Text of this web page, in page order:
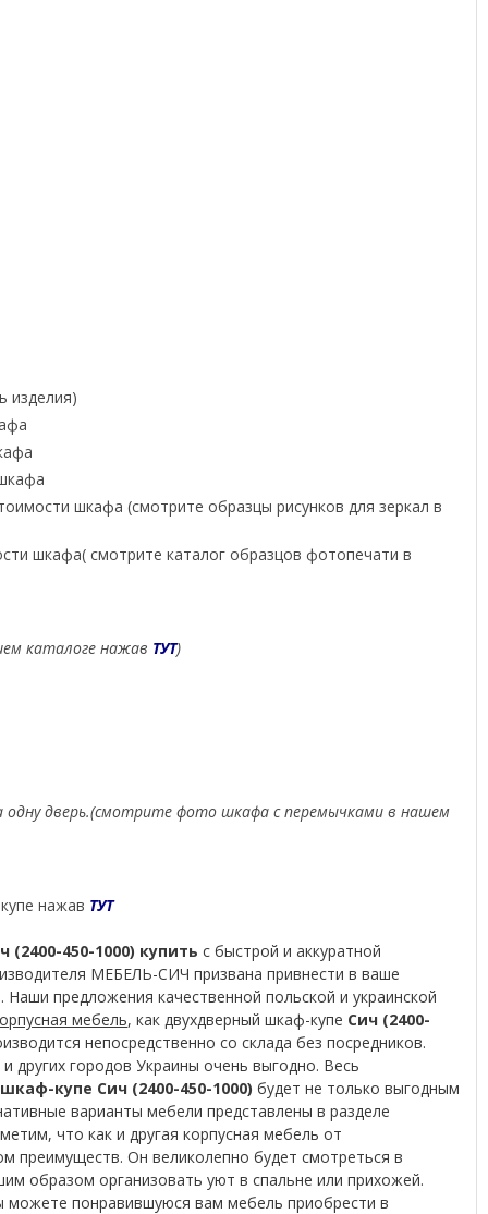
изделия)
шкафа (смотрите образцы рисунков для зеркал в
шкафа( смотрите каталог образцов фотопечати в
каталоге нажав ТУТ)
одну дверь.(смотрите фото шкафа с перемычками в нашем
нажав ТУТ
450-1000) купить с быстрой и аккуратной
МЕБЕЛЬ-СИЧ призвана привнести в ваше
предложения качественной польской и украинской
мебель, как двухдверный шкаф-купе Сич (2400-
непосредственно со склада без посредников.
других городов Украины очень выгодно. Весь
купе Сич (2400-450-1000) будет не только выгодным
варианты мебели представлены в разделе
что как и другая корпусная мебель от
преимуществ. Он великолепно будет смотреться в
образом организовать уют в спальне или прихожей.
можете понравившуюся вам мебель приобрести в